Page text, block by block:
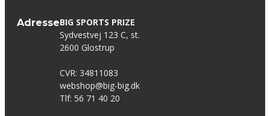
AdresseBIG SPORTS PRIZE
Sydvestvej 123 C, st.
2600 Glostrup
CVR: 34811083
webshop@big-big.dk
Tlf: 56 71 40 20